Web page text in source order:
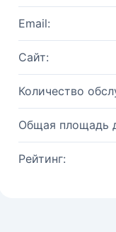
Email:
Сайт:
Количество
Общая площадь
Рейтинг: